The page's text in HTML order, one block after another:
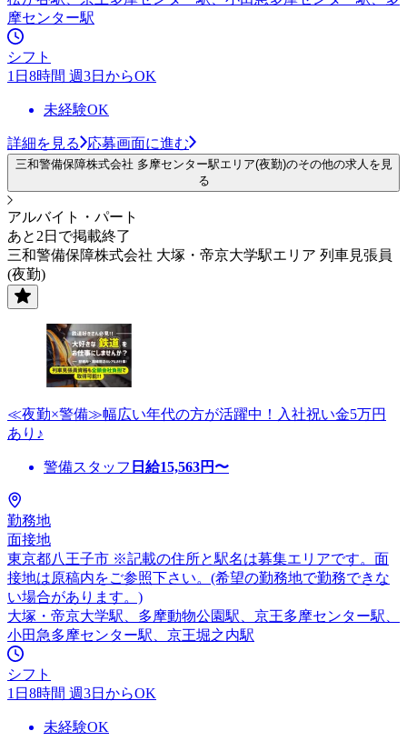
摩センター駅
シフト
1日8時間 週3日からOK
未経験OK
詳細を見る 応募画面に進む
三和警備保障株式会社 多摩センター駅エリア(夜勤)のその他の求人を見
る
アルバイト・パート
あと2日で掲載終了
三和警備保障株式会社 大塚・帝京大学駅エリア 列車見張員
(夜勤)
≪夜勤×警備≫幅広い年代の方が活躍中！入社祝い金5万円
あり♪
警備スタッフ 日給15,563円〜
勤務地
面接地
東京都八王子市 ※記載の住所と駅名は募集エリアです。面
接地は原稿内をご参照下さい。(希望の勤務地で勤務できな
い場合があります。)
大塚・帝京大学駅、多摩動物公園駅、京王多摩センター駅、
小田急多摩センター駅、京王堀之内駅
シフト
1日8時間 週3日からOK
未経験OK